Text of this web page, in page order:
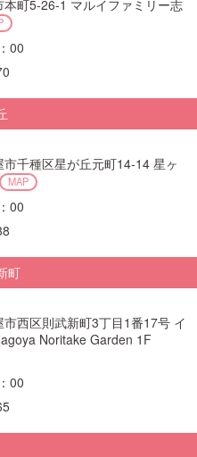
本町5-26-1 マルイファミリー志
00
千種区星が丘元町14-14 星ヶ
MAP
00
町
西区則武新町3丁目1番17号 イ
Noritake Garden 1F
00